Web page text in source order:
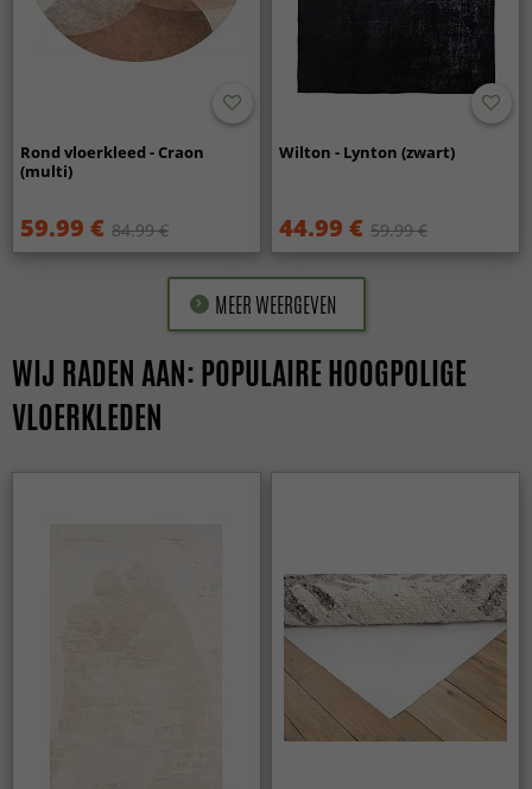
Rond vloerkleed - Craon
(multi)
59.99 € 84.99 €
Wilton - Lynton (zwart)
44.99 € 59.99 €
MEER WEERGEVEN
WIJ RADEN AAN: POPULAIRE HOOGPOLIGE
VLOERKLEDEN